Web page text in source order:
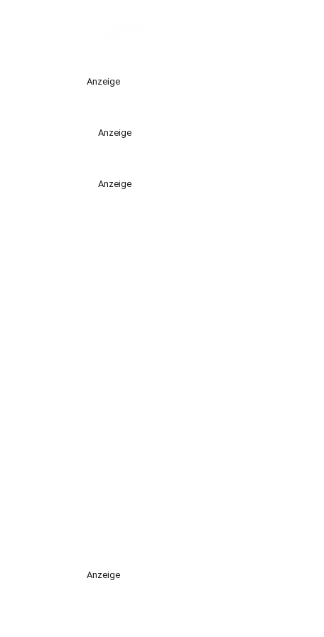
Anzeige
Anzeige
Anzeige
Anzeige